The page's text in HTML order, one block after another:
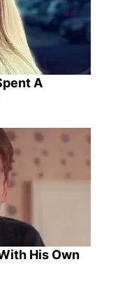
A
His Own